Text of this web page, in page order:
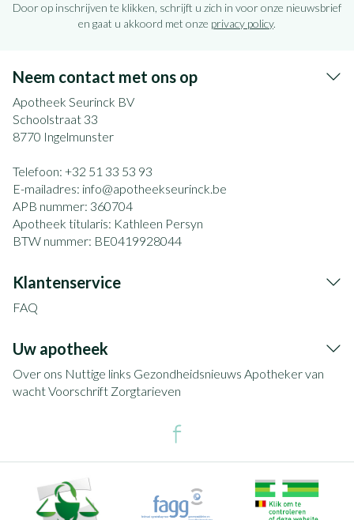
Door op inschrijven te klikken, schrijft u zich in voor onze nieuwsbrief
en gaat u akkoord met onze privacy policy.
Neem contact met ons op
Apotheek Seurinck BV
Schoolstraat 33
8770 Ingelmunster
Telefoon: +32 51 33 53 93
E-mailadres: info@apotheekseurinck.be
APB nummer: 360704
Apotheek titularis: Kathleen Persyn
BTW nummer: BE0419928044
Klantenservice
FAQ
Uw apotheek
Over ons Nuttige links Gezondheidsnieuws Apotheker van
wachtVoorschrift Zorgtarieven